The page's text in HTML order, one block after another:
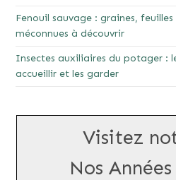
Fenouil sauvage : graines,
méconnues à découvrir
Insectes auxiliaires du potager :
accueillir et les garder
Visitez
Nos